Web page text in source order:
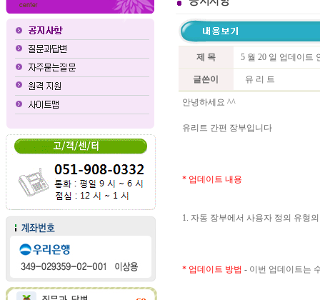
제 목 5 월 20 일 업데이트
글쓴이 유 리 트
안녕하세요 ^^
유리트 간편 장부입니다
* 업데이트 내용
1. 자동 장부에서 사용자 정의 유형
* 업데이트 방법 - 이번 업데이트는